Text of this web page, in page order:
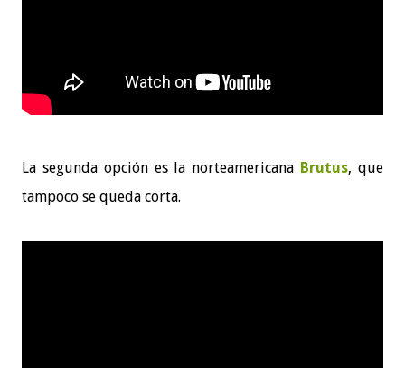
La segunda opción es la norteamericana Brutus, que
tampoco se queda corta.